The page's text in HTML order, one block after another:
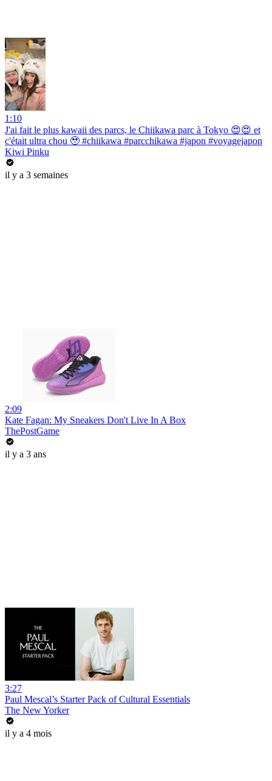
1:10
J'ai fait le plus kawaii des parcs, le Chiikawa parc à Tokyo 😍😍 et
c'était ultra chou 🥹 #chiikawa #parcchikawa #japon #voyagejapon
Kiwi Pinku
il y a 3 semaines
2:09
Kate Fagan: My Sneakers Don't Live In A Box
ThePostGame
il y a 3 ans
3:27
Paul Mescal’s Starter Pack of Cultural Essentials
The New Yorker
il y a 4 mois